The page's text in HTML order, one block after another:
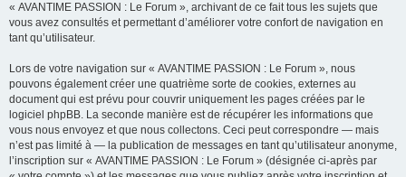
« AVANTIME PASSION : Le Forum », archivant de ce fait tous les sujets que
vous avez consultés et permettant d’améliorer votre confort de navigation en
tant qu’utilisateur.
Lors de votre navigation sur « AVANTIME PASSION : Le Forum », nous
pouvons également créer une quatrième sorte de cookies, externes au
document qui est prévu pour couvrir uniquement les pages créées par le
logiciel phpBB. La seconde manière est de récupérer les informations que
vous nous envoyez et que nous collectons. Ceci peut correspondre — mais
n’est pas limité à — la publication de messages en tant qu’utilisateur anonyme,
l’inscription sur « AVANTIME PASSION : Le Forum » (désignée ci-après par